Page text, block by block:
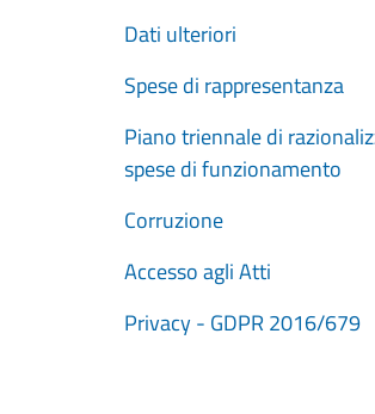
Dati ulteriori
Spese di rappresentanza
Piano triennale di
spese di funzionamento
Corruzione
Accesso agli Atti
Privacy - GDPR 2016/679